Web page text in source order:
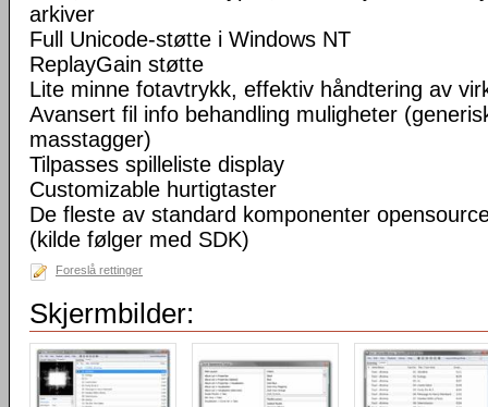
arkiver
Full Unicode-støtte i Windows NT
ReplayGain støtte
Lite minne fotavtrykk, effektiv håndtering av
Avansert fil info behandling muligheter
masstagger)
Tilpasses spilleliste display
Customizable hurtigtaster
De fleste av standard komponenter
(kilde følger med SDK)
Foreslå rettinger
Skjermbilder: